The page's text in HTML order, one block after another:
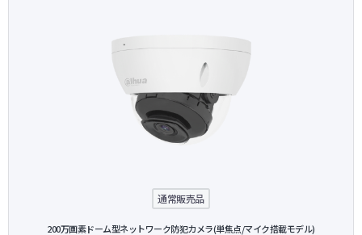
通常販売品
200万画素ドーム型ネットワーク防犯カメラ(単焦点/マイク搭載モデル)
アクセサリ
調査機器
防犯グッズ・その他